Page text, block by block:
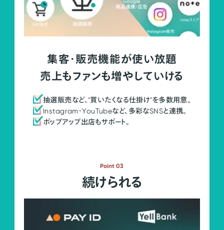
集客・販売機能が使い放題
売上もファンも増やしていける
抽選販売など、"買いたくなる仕掛け"を多数用意。
Instagram・YouTubeなど、多彩なSNSと連携。
ポップアップ出店もサポート。
Point 03
続けられる